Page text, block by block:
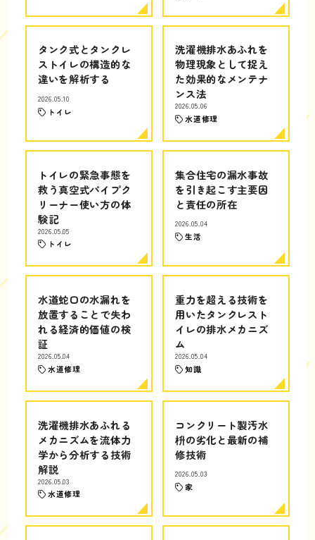
タンク式とタンクレ
ストイレの構造的な
違いを解析する
2026.05.10
トイレ
洗濯機排水あふれを
物理現象として捉え
た効果的なメンテナ
ンス法
2026.05.06
水道修理
トイレの緊急事態を
救う真空式パイプク
リーナー使い方の体
験記
2026.05.05
トイレ
集合住宅の漏水事故
を引き起こす主要因
と責任の所在
2026.05.04
生活
水道蛇口の水漏れを
放置することで失わ
れる経済的価値の検
証
2026.05.04
水道修理
重力を超える技術を
用いたタンクレスト
イレの排水メカニズ
ム
2026.05.04
知識
洗濯機排水あふれる
メカニズムを流体力
学から分析する技術
解説
2026.05.03
水道修理
コンクリート製汚水
枡の劣化と最新の補
修技術
2026.05.03
家